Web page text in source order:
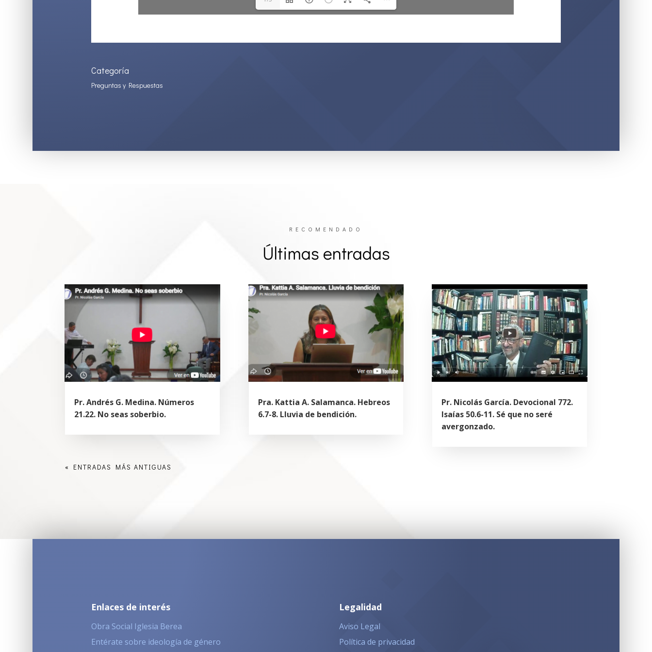
Categoría
Preguntas y Respuestas
RECOMENDADO
Últimas entradas
Pr. Andrés G. Medina. Números
21.22. No seas soberbio.
Pra. Kattia A. Salamanca. Hebreos
6.7-8. Lluvia de bendición.
Pr. Nicolás García. Devocional 772.
Isaías 50.6-11. Sé que no seré
avergonzado.
« ENTRADAS MÁS ANTIGUAS
Enlaces de interés
Obra Social Iglesia Berea
Entérate sobre ideología de género
Legalidad
Aviso Legal
Política de privacidad